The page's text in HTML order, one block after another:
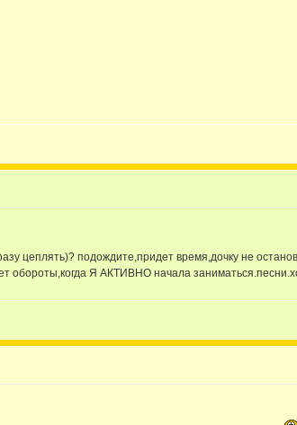
цеплять)? подождите,придет время,дочку не
обороты,когда Я АКТИВНО начала